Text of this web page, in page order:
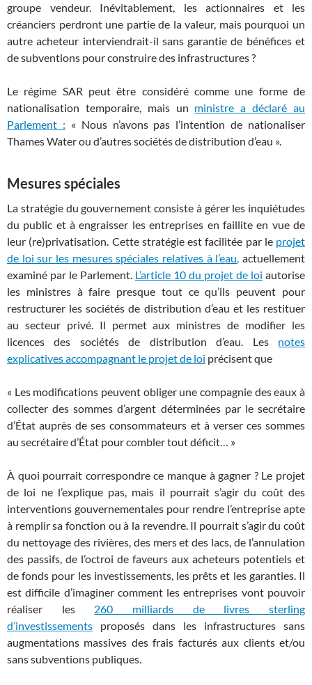
groupe vendeur. Inévitablement, les actionnaires et les
créanciers perdront une partie de la valeur, mais pourquoi un
autre acheteur interviendrait-il sans garantie de bénéfices et
de subventions pour construire des infrastructures ?
Le régime SAR peut être considéré comme une forme de
nationalisation temporaire, mais un ministre a déclaré au
Parlement : « Nous n’avons pas l’intention de nationaliser
Thames Water ou d’autres sociétés de distribution d’eau ».
Mesures spéciales
La stratégie du gouvernement consiste à gérer les inquiétudes
du public et à engraisser les entreprises en faillite en vue de
leur (re)privatisation. Cette stratégie est facilitée par le projet
de loi sur les mesures spéciales relatives à l’eau, actuellement
examiné par le Parlement. L’article 10 du projet de loi autorise
les ministres à faire presque tout ce qu’ils peuvent pour
restructurer les sociétés de distribution d’eau et les restituer
au secteur privé. Il permet aux ministres de modifier les
licences des sociétés de distribution d’eau. Les notes
explicatives accompagnant le projet de loi précisent que
« Les modifications peuvent obliger une compagnie des eaux à
collecter des sommes d’argent déterminées par le secrétaire
d’État auprès de ses consommateurs et à verser ces sommes
au secrétaire d’État pour combler tout déficit… »
À quoi pourrait correspondre ce manque à gagner ? Le projet
de loi ne l’explique pas, mais il pourrait s’agir du coût des
interventions gouvernementales pour rendre l’entreprise apte
à remplir sa fonction ou à la revendre. Il pourrait s’agir du coût
du nettoyage des rivières, des mers et des lacs, de l’annulation
des passifs, de l’octroi de faveurs aux acheteurs potentiels et
de fonds pour les investissements, les prêts et les garanties. Il
est difficile d’imaginer comment les entreprises vont pouvoir
réaliser les 260 milliards de livres sterling
d’investissements proposés dans les infrastructures sans
augmentations massives des frais facturés aux clients et/ou
sans subventions publiques.